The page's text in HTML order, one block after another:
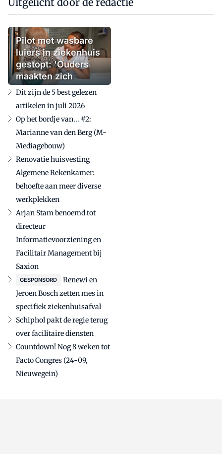
Pilot met wasbare
luiers in ziekenhuis
gestopt: 'Ouders
maakten zich
zorgen'
Dit zijn de 5 best gelezen
artikelen in juli 2026
Op het bordje van... #2:
Marianne van den Berg (M-
Mediagebouw)
Renovatie huisvesting
Algemene Rekenkamer:
behoefte aan meer diverse
werkplekken
Arjan Stam benoemd tot
directeur
Informatievoorziening en
Facilitair Management bij
Saxion
GESPONSORD
Renewi en
Jeroen Bosch zetten mes in
specifiek ziekenhuisafval
Schiphol pakt de regie terug
over facilitaire diensten
Countdown! Nog 8 weken tot
Facto Congres (24-09,
Nieuwegein)